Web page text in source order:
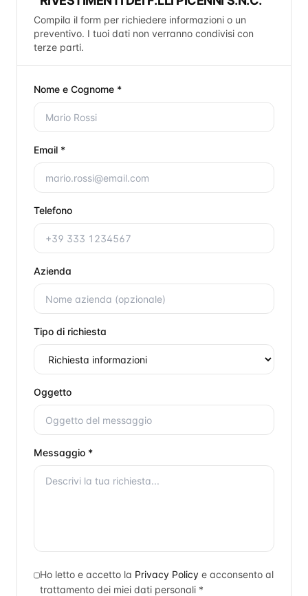
Compila il form per richiedere informazioni o un
preventivo. I tuoi dati non verranno condivisi con
terze parti.
Nome e Cognome *
Email *
Telefono
Azienda
Tipo di richiesta
Oggetto
Messaggio *
Ho letto e accetto la Privacy Policy e acconsento al
trattamento dei miei dati personali *